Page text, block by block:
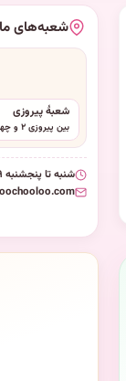
شعبه‌های
شعبهٔ پیروزی
بین پیروزی ۲ و چهارراه شهید کاوه، پلاک ۹۸
شنبه تا پنجشنبه ۹ تا ۲۲ یکسره · جمعه‌ها ۱۰ تا ۱۴ و ۱۶ تا ۲۱